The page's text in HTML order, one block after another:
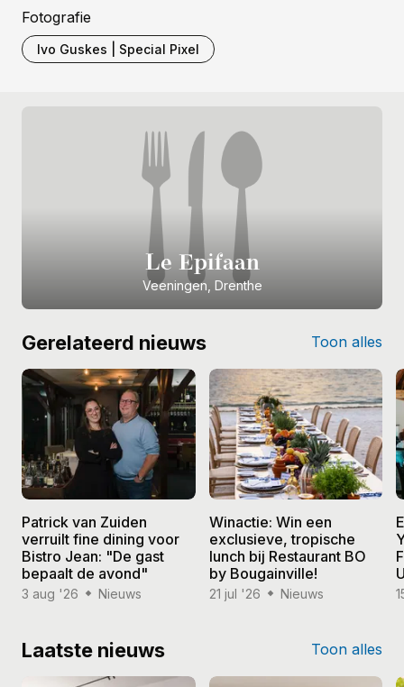
Fotografie
Ivo Guskes | Special Pixel
Le Epifaan
Veeningen, Drenthe
Gerelateerd nieuws Toon alles
Patrick van Zuiden
verruilt fine dining voor
Bistro Jean: "De gast
bepaalt de avond"
3 aug '26 Nieuws
Winactie: Win een
exclusieve, tropische
lunch bij Restaurant BO
by Bougainville!
21 jul '26 Nieuws
Laatste nieuws Toon alles